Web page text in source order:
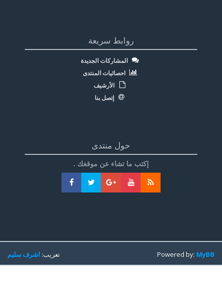
روابط سريعة
المشاركات الجديدة
احصائيات المنتدى
الأرشيف
إتصل بنا
حول منتدى
إكتب ما تشاء عن موقغك .
تعريب:اشرف سليم Powered by:MyBB